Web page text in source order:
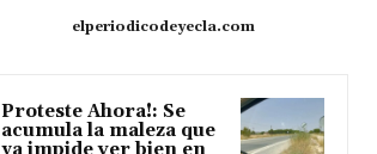
elperiodicodeyecla.com
Proteste Ahora!: Se
acumula la maleza que